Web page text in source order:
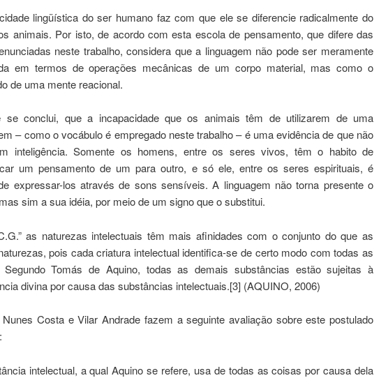
lingüística do ser humano faz com que ele se diferencie radicalmente do
animais. Por isto, de acordo com esta escola de pensamento, que difere das
neste trabalho, considera que a linguagem não pode ser meramente
em termos de operações mecânicas de um corpo material, mas como o
de uma mente reacional.
se conclui, que a incapacidade que os animais têm de utilizarem de uma
– como o vocábulo é empregado neste trabalho – é uma evidência de que não
inteligência. Somente os homens, entre os seres vivos, têm o habito de
um pensamento de um para outro, e só ele, entre os seres espirituais, é
expressar-los através de sons sensíveis. A linguagem não torna presente o
sim a sua idéia, por meio de um signo que o substitui.
as naturezas intelectuais têm mais afinidades com o conjunto do que as
pois cada criatura intelectual identifica-se de certo modo com todas as
Segundo Tomás de Aquino, todas as demais substâncias estão sujeitas à
divina por causa das substâncias intelectuais.[3] (AQUINO, 2006)
Costa e Vilar Andrade fazem a seguinte avaliação sobre este postulado
intelectual, a qual Aquino se refere, usa de todas as coisas por causa dela